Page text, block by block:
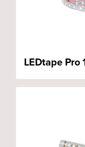
LEDtape Pro